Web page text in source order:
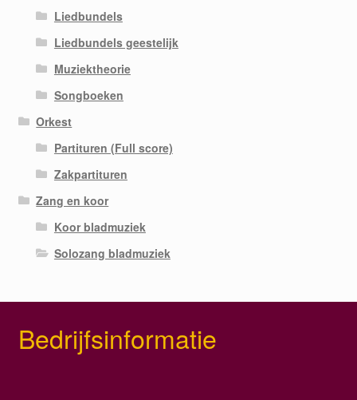
Liedbundels
Liedbundels geestelijk
Muziektheorie
Songboeken
Orkest
Partituren (Full score)
Zakpartituren
Zang en koor
Koor bladmuziek
Solozang bladmuziek
Bedrijfsinformatie